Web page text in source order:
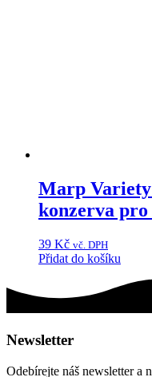
Marp
konzerva
39 Kč vč. DPH
Přidat do košíku
Newsletter
Odebírejte náš newsletter a